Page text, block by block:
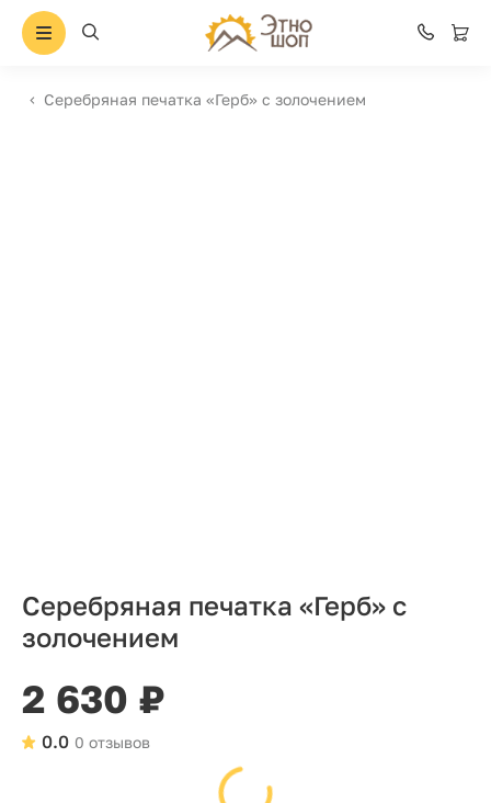
Серебряная печатка «Герб» с золочением
Серебряная печатка «Герб» с
золочением
2 630 ₽
0 отзывов
0.0